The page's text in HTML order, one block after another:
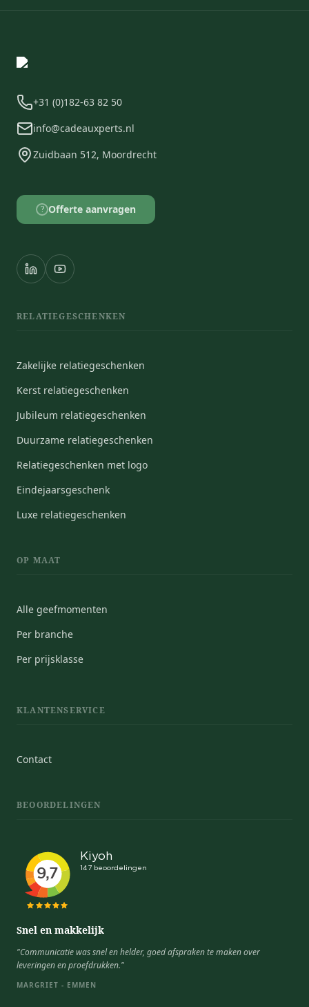
+31 (0)182-63 82 50
info@cadeauxperts.nl
Zuidbaan 512, Moordrecht
? Offerte aanvragen
RELATIEGESCHENKEN
Zakelijke relatiegeschenken
Kerst relatiegeschenken
Jubileum relatiegeschenken
Duurzame relatiegeschenken
Relatiegeschenken met logo
Eindejaarsgeschenk
Luxe relatiegeschenken
OP MAAT
Alle geefmomenten
Per branche
Per prijsklasse
KLANTENSERVICE
Contact
BEOORDELINGEN
Snel en makkelijk
"Communicatie was snel en helder, goed afspraken te maken over
leveringen en proefdrukken."
MARGRIET - EMMEN